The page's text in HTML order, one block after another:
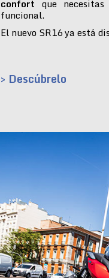
confort que
funcional.
El nuevo SR16 ya está
> Descúbrelo